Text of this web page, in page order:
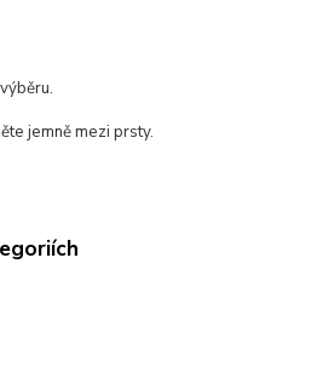
jemně mezi prsty.